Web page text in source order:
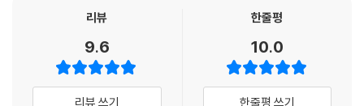
문학전집을 대표하는 작가를 선별한 만큼 세계문학전집 400권 출간과 맞
련되고 감각적인 표지 디자인을 연출했다. 표지를 감싸는 속표지 안쪽 표
지에도 정중원 작가의 초상 사진을 전면에 반영하여 작가 고유의 특징과
개성을 독자가 보다 세심하게 감상할 수 있도록 했다.
리뷰
9.6
리뷰 쓰기
한줄평
10.0
한줄평 쓰기